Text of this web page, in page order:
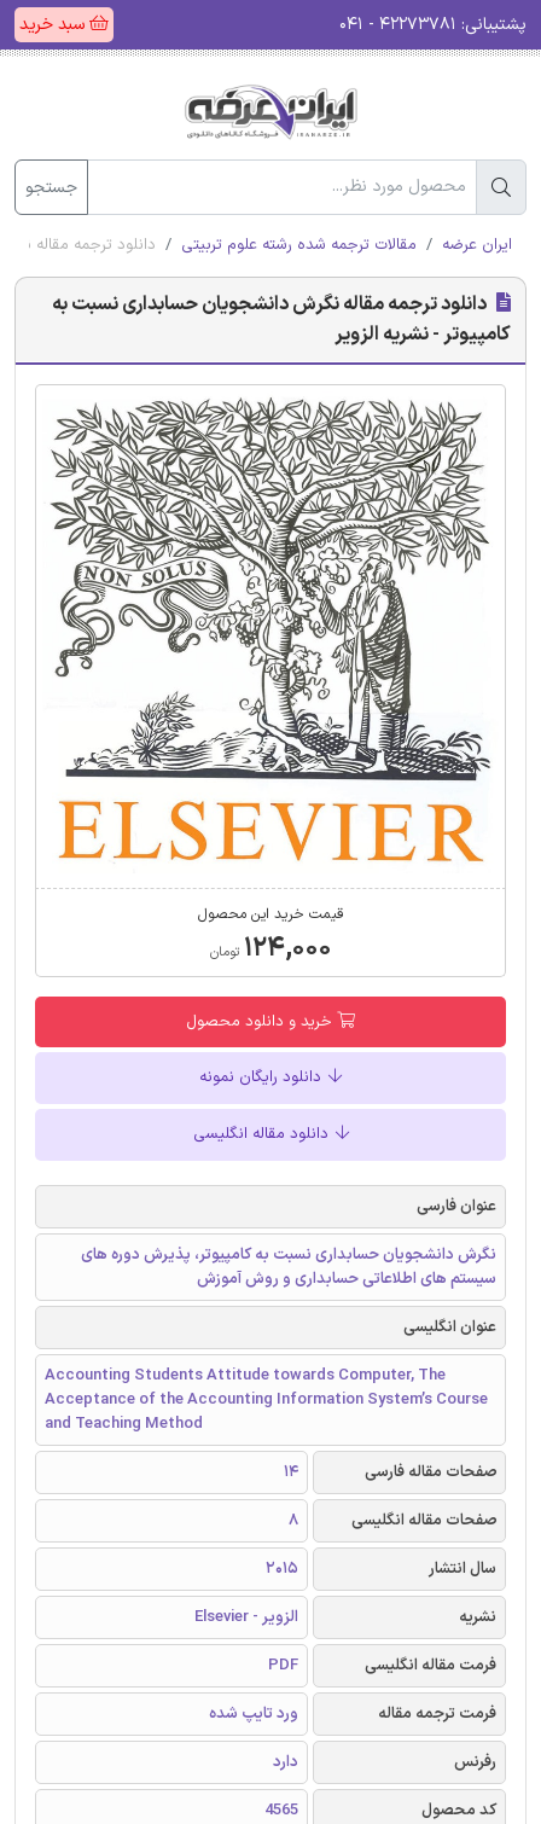
پشتیبانی: سبد خرید
جستجو
ایران عرضه مقالات ترجمه شده رشته علوم تربیتی دانلود ترجمه مقاله
دانلود ترجمه مقاله نگرش دانشجویان حسابداری نسبت به
کامپیوتر - نشریه الزویر
قیمت خرید این محصول
۱۲۴,۰۰۰ تومان
خرید و دانلود محصول
دانلود رایگان نمونه
دانلود مقاله انگلیسی
عنوان فارسی
نگرش دانشجویان حسابداری نسبت به کامپیوتر، پذیرش دوره های
سیستم های اطلاعاتی حسابداری و روش آموزش
عنوان انگلیسی
Accounting Students Attitude towards Computer, The
Acceptance of the Accounting Information System’s Course
and Teaching Method
صفحات مقاله فارسی
14
صفحات مقاله انگلیسی
8
سال انتشار
2015
نشریه
الزویر - Elsevier
فرمت مقاله انگلیسی
PDF
فرمت ترجمه مقاله
ورد تایپ شده
رفرنس
دارد
کد محصول
4565